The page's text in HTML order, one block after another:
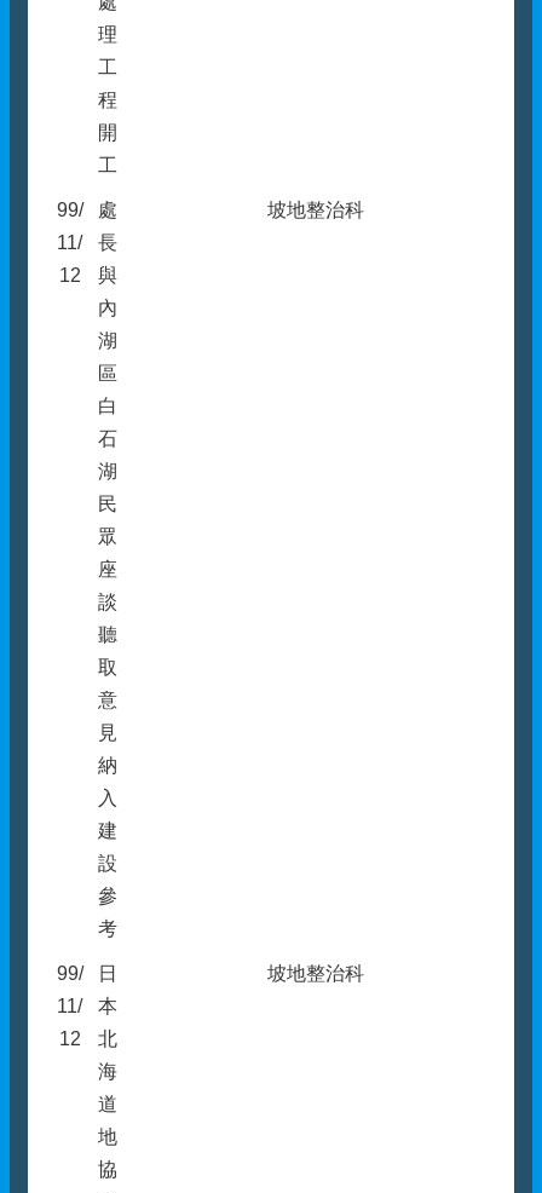
理
工
程
開
工
99/
11/
12
處
長
與
內
湖
區
白
石
湖
民
眾
座
談
聽
取
意
見
納
入
建
設
參
考
坡地整治科
99/
11/
12
日
本
北
海
道
地
協
坡地整治科